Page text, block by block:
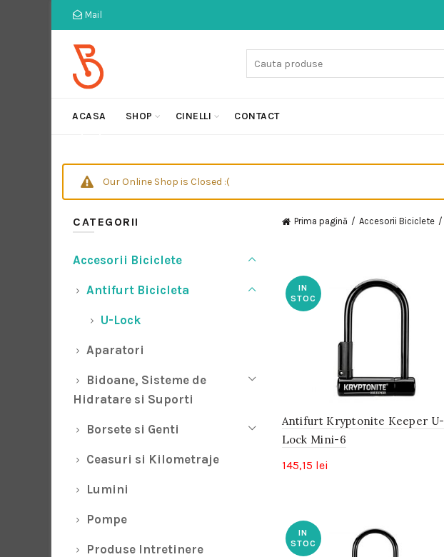
Mail
ACASA SHOP CINELLI CONTACT
Our Online Shop is Closed :(
Prima pagină Accesorii Biciclete
IN
STOC
Antifurt Kryptonite Keeper U-
Lock Mini-6
145,15 lei
IN
STOC
CATEGORII
Accesorii Biciclete
Antifurt Bicicleta
U-Lock
Aparatori
Bidoane, Sisteme de
Hidratare si Suporti
Borsete si Genti
Ceasuri si Kilometraje
Lumini
Pompe
Produse Intretinere